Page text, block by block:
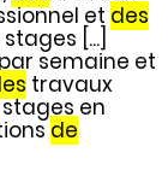
et des
[...]
semaine et
travaux
en
de